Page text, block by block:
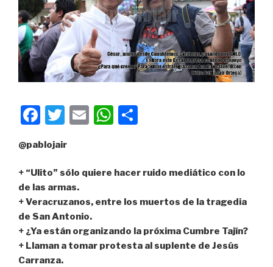
F
c
e
b
o
o
k
T
tt
er
E
W
s
A
p
p
p
tir
@pablojair
+ “Ulito” sólo quiere hacer ruido mediático con lo
de las armas.
+ Veracruzanos, entre los muertos de la tragedia
de San Antonio.
+ ¿Ya están organizando la próxima Cumbre Tajín?
+ Llaman a tomar protesta al suplente de Jesús
Carranza.